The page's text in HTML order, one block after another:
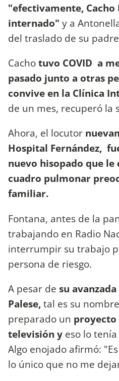
"efectivamente, Cacho
internado" y a
del traslado de su
Cachotuvo COVID a
pasado junto a otras
convive en la Clínica
de un mes, recuperó la
Ahora, el locutor
Hospital Fernández,
nuevo hisopado que
cuadro pulmonar
familiar.
Fontana, antes de la
trabajando en Radio
interrumpir su trabajo
persona de riesgo.
A pesar de su
Palese,tal es su
preparado un proyecto
televisión y eso lo
Algo enojado afirmó:
lo único que no me